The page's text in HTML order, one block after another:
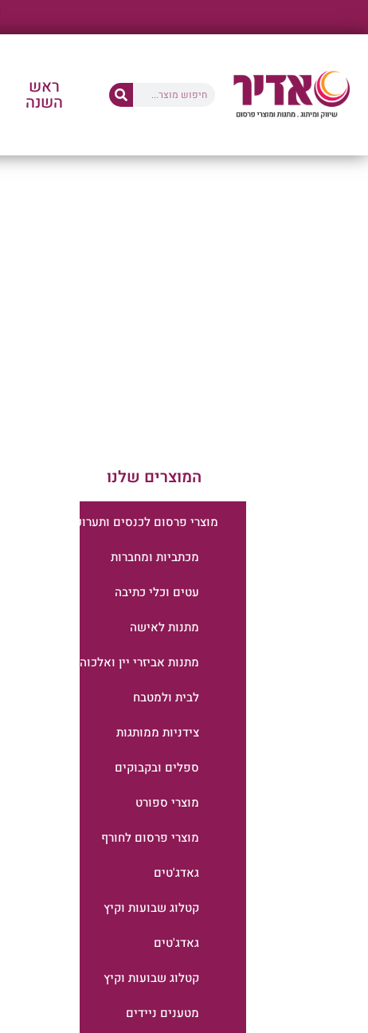
ראש
השנה
המוצרים שלנו
מוצרי פרסום לכנסים ותערוכות
מכתביות ומחברות
עטים וכלי כתיבה
מתנות לאישה
מתנות אביזרי יין ואלכוהול
לבית ולמטבח
צידניות ממותגות
ספלים ובקבוקים
מוצרי ספורט
מוצרי פרסום לחורף
גאדג'טים
קטלוג שבועות וקיץ
גאדג'טים
קטלוג שבועות וקיץ
מטענים ניידים